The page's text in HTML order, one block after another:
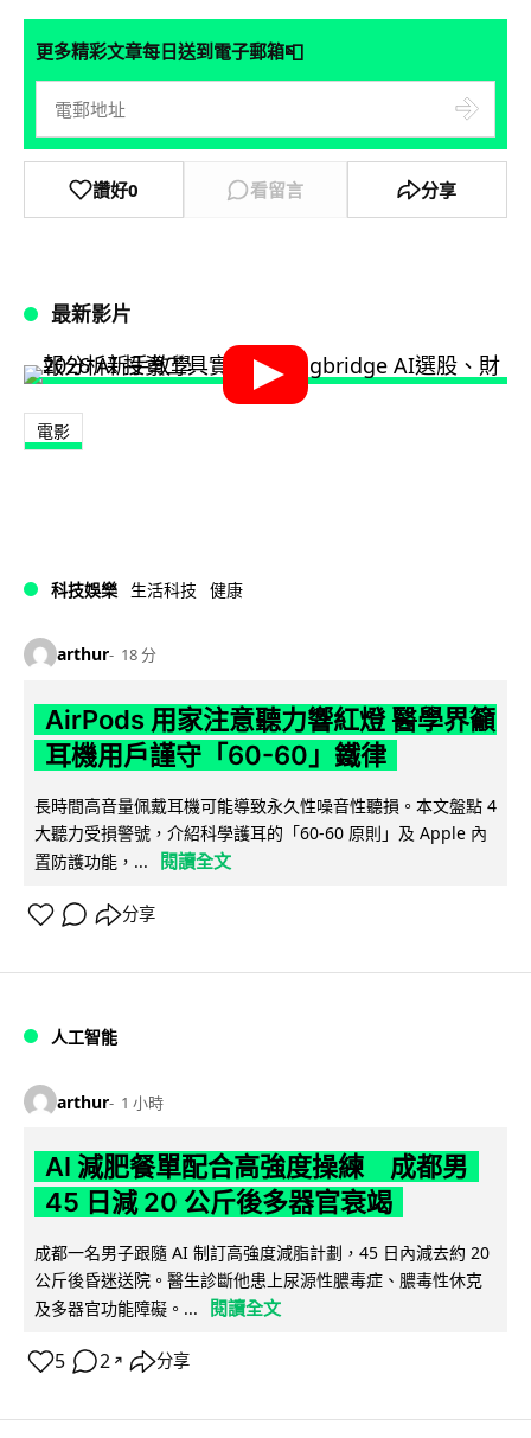
更多精彩文章每日送到電子郵箱📮
讚好0 看留言 分享
最新影片
電影
科技娛樂 生活科技 健康
arthur 18 分
AirPods 用家注意聽力響紅燈 醫學界籲
耳機用戶謹守「60-60」鐵律
長時間高音量佩戴耳機可能導致永久性噪音性聽損。本文盤點 4
大聽力受損警號，介紹科學護耳的「60-60 原則」及 Apple 內
置防護功能，...
閱讀全文
分享
人工智能
arthur 1 小時
AI 減肥餐單配合高強度操練 成都男
45 日減 20 公斤後多器官衰竭
成都一名男子跟隨 AI 制訂高強度減脂計劃，45 日內減去約 20
公斤後昏迷送院。醫生診斷他患上尿源性膿毒症、膿毒性休克
及多器官功能障礙。...
閱讀全文
5 2 ↗ 分享